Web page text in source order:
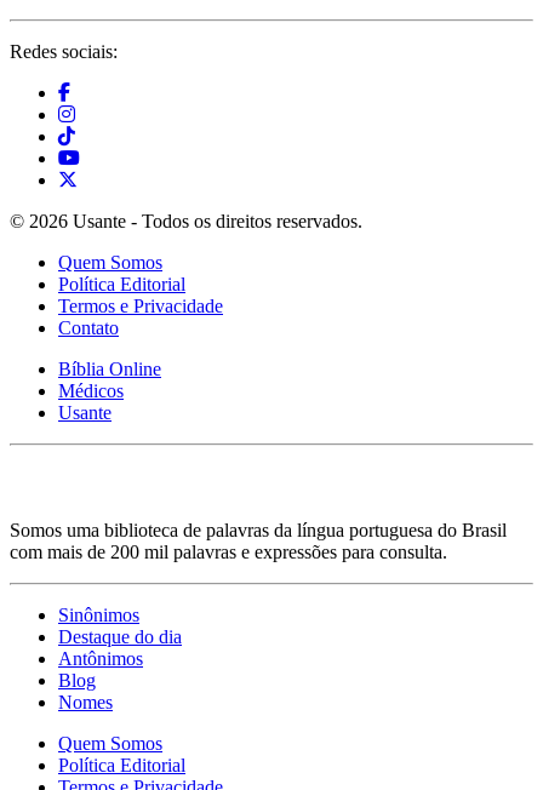
Redes sociais:
© 2026 Usante - Todos os direitos reservados.
Quem Somos
Política Editorial
Termos e Privacidade
Contato
Bíblia Online
Médicos
Usante
Somos uma biblioteca de palavras da língua portuguesa do Brasil
com mais de 200 mil palavras e expressões para consulta.
Sinônimos
Destaque do dia
Antônimos
Blog
Nomes
Quem Somos
Política Editorial